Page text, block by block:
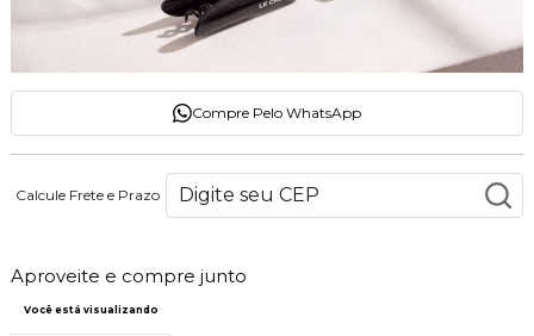
Compre Pelo WhatsApp
Calcule Frete e Prazo
Aproveite e compre junto
Você está visualizando